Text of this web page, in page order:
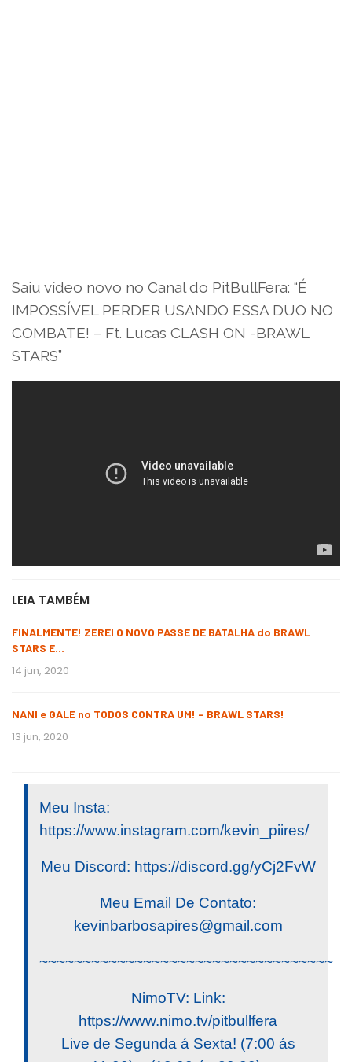
Saiu vídeo novo no Canal do PitBullFera: “É
IMPOSSÍVEL PERDER USANDO ESSA DUO NO
COMBATE! – Ft. Lucas CLASH ON -BRAWL
STARS”
LEIA TAMBÉM
FINALMENTE! ZEREI O NOVO PASSE DE BATALHA do BRAWL
STARS E…
14 jun, 2020
NANI e GALE no TODOS CONTRA UM! – BRAWL STARS!
13 jun, 2020
Meu Insta:
https://www.instagram.com/kevin_piires/
Meu Discord: https://discord.gg/yCj2FvW
Meu Email De Contato:
kevinbarbosapires@gmail.com
~~~~~~~~~~~~~~~~~~~~~~~~~~~~~~~~~~
NimoTV: Link:
https://www.nimo.tv/pitbullfera
Live de Segunda á Sexta! (7:00 ás